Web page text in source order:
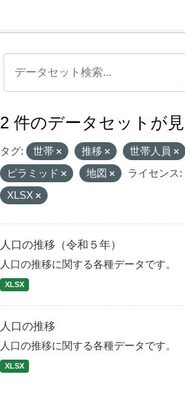
2 件のデータセットが
タグ: 世帯 推移 世帯人員
ピラミッド
地図 ライセンス:
XLSX
人口の推移（令和５年）
人口の推移に関する各種データです。
XLSX
人口の推移
人口の推移に関する各種データです。
XLSX